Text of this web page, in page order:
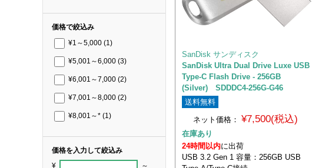
価格で絞込み
¥1～5,000 (1)
¥5,001～6,000 (3)
¥6,001～7,000 (2)
¥7,001～8,000 (2)
¥8,001～* (1)
価格を入力して絞込み
¥ ～
SanDisk サンディスク
SanDisk Ultra Dual Drive Luxe USB
Type-C Flash Drive - 256GB
(Silver) SDDDC4-256G-G46
送料無料
ネット価格： ¥7,500(税込)
在庫あり
24時間以内に出荷
USB 3.2 Gen 1 容量：256GB USB